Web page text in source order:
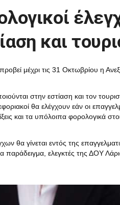
και
μέχρι τις 31 Οκτωβρίου η
στην εστίαση και τον
θα ελέγχουν εάν οι
και τα υπόλοιπα φορολογικά
θα γίνεται εντός της
ελεγκτές της ΔΟΥ